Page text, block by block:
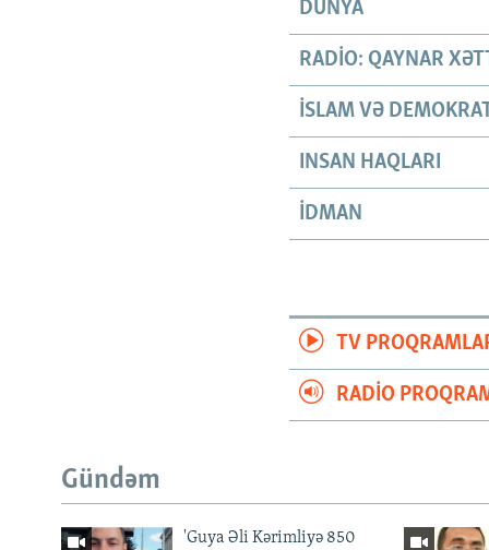
DÜNYA
RADIO: QAYNAR
İSLAM VƏ
INSAN HAQLARI
İDMAN
TV
RADIO
Gündəm
'Guya Əli Kərimliyə 850